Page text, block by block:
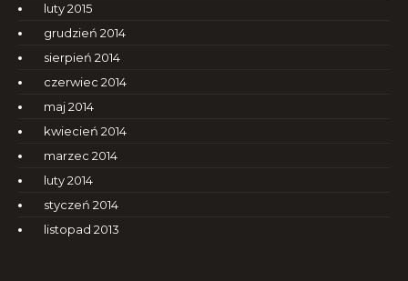
luty 2015
grudzień 2014
sierpień 2014
czerwiec 2014
maj 2014
kwiecień 2014
marzec 2014
luty 2014
styczeń 2014
listopad 2013